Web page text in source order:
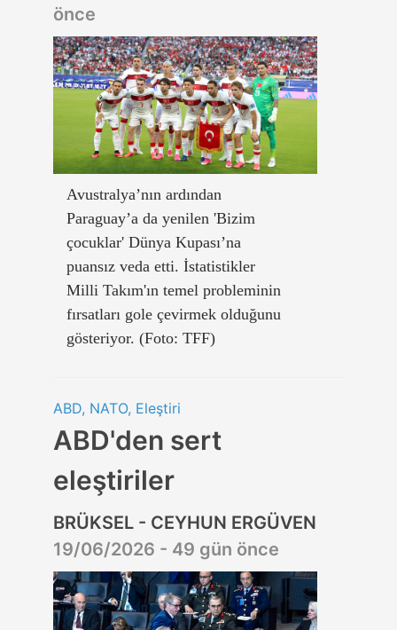
önce
Avustralya’nın ardından
Paraguay’a da yenilen 'Bizim
çocuklar' Dünya Kupası’na
puansız veda etti. İstatistikler
Milli Takım'ın temel probleminin
fırsatları gole çevirmek olduğunu
gösteriyor. (Foto: TFF)
ABD, NATO, Eleştiri
ABD'den sert
eleştiriler
BRÜKSEL - CEYHUN ERGÜVEN
19/06/2026 - 49 gün önce